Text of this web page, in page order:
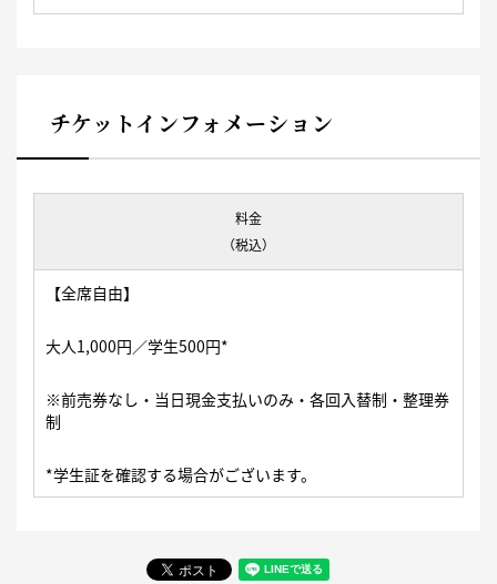
チケットインフォメーション
料金
（税込）
【全席自由】
大人1,000円／学生500円*
※前売券なし・当日現金支払いのみ・各回入替制・整理券
制
*学生証を確認する場合がございます。